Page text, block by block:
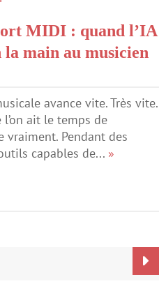
MIDI : quand l’IA
main au musicien
avance vite. Très vite.
ait le temps de
vraiment. Pendant des
capables de... »